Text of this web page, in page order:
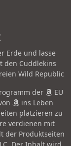
Erde und lasse
den Cuddlekins
Wild Republic
der
EU
ins Leben
platzieren zu
verdienen mit
der Produktseiten